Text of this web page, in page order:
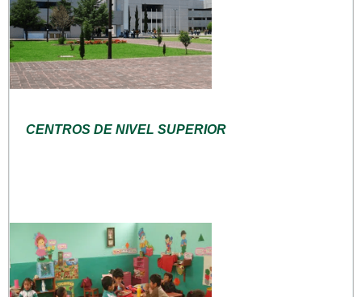
CENTROS DE NIVEL SUPERIOR